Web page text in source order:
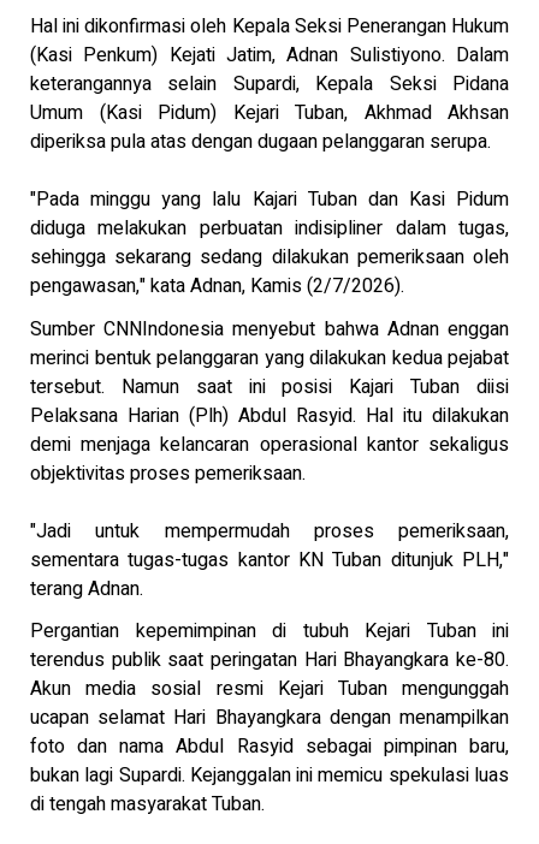
Hal ini dikonfirmasi oleh Kepala Seksi Penerangan Hukum
(Kasi Penkum) Kejati Jatim, Adnan Sulistiyono. Dalam
keterangannya selain Supardi, Kepala Seksi Pidana
Umum (Kasi Pidum) Kejari Tuban, Akhmad Akhsan
diperiksa pula atas dengan dugaan pelanggaran serupa.
"Pada minggu yang lalu Kajari Tuban dan Kasi Pidum
diduga melakukan perbuatan indisipliner dalam tugas,
sehingga sekarang sedang dilakukan pemeriksaan oleh
pengawasan," kata Adnan, Kamis (2/7/2026).
Sumber CNNIndonesia menyebut bahwa Adnan enggan
merinci bentuk pelanggaran yang dilakukan kedua pejabat
tersebut. Namun saat ini posisi Kajari Tuban diisi
Pelaksana Harian (Plh) Abdul Rasyid. Hal itu dilakukan
demi menjaga kelancaran operasional kantor sekaligus
objektivitas proses pemeriksaan.
"Jadi untuk mempermudah proses pemeriksaan,
sementara tugas-tugas kantor KN Tuban ditunjuk PLH,"
terang Adnan.
Pergantian kepemimpinan di tubuh Kejari Tuban ini
terendus publik saat peringatan Hari Bhayangkara ke-80.
Akun media sosial resmi Kejari Tuban mengunggah
ucapan selamat Hari Bhayangkara dengan menampilkan
foto dan nama Abdul Rasyid sebagai pimpinan baru,
bukan lagi Supardi. Kejanggalan ini memicu spekulasi luas
di tengah masyarakat Tuban.